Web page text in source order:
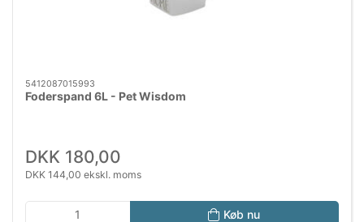
5412087015993
Foderspand 6L - Pet Wisdom
DKK 180,00
DKK 144,00 ekskl. moms
Køb nu